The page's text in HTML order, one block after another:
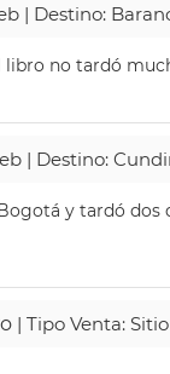
| Destino:
libro no tardó
| Destino:
y tardó dos
| Tipo Venta: